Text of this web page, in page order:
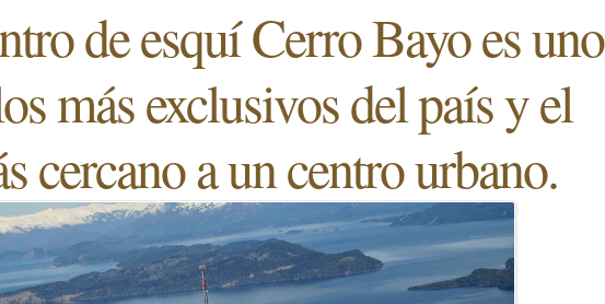
de esquí Cerro Bayo es uno
más exclusivos del país y el
cercano a un centro urbano.